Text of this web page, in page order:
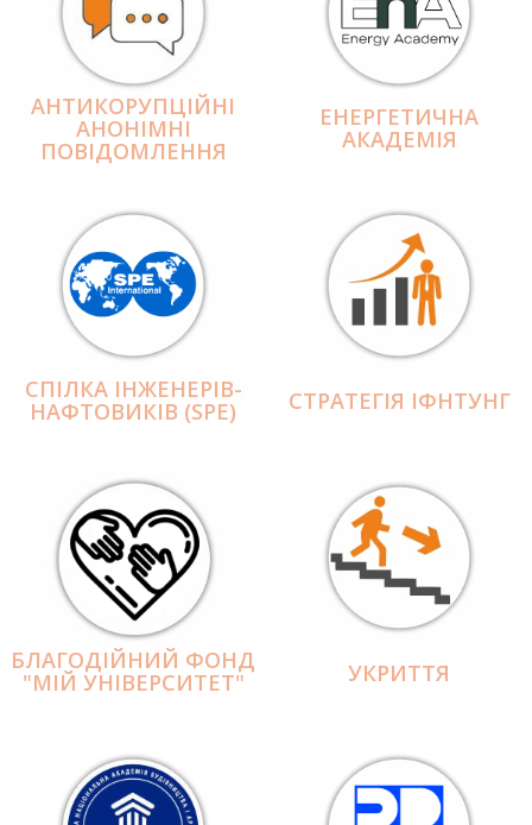
АНТИКОРУПЦІЙНІ
АНОНІМНІ
ПОВІДОМЛЕННЯ
ЕНЕРГЕТИЧНА
АКАДЕМІЯ
СПІЛКА ІНЖЕНЕРІВ-
НАФТОВИКІВ (SPE) СТРАТЕГІЯ ІФНТУНГ
БЛАГОДІЙНИЙ ФОНД
"МІЙ УНІВЕРСИТЕТ" УКРИТТЯ